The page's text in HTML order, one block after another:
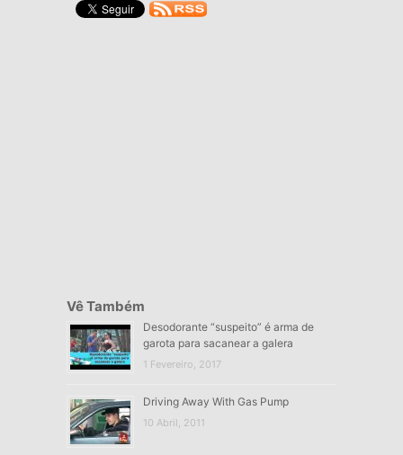
Vê Também
Desodorante “suspeito” é arma de
garota para sacanear a galera
1 Fevereiro, 2017
Driving Away With Gas Pump
10 Abril, 2011